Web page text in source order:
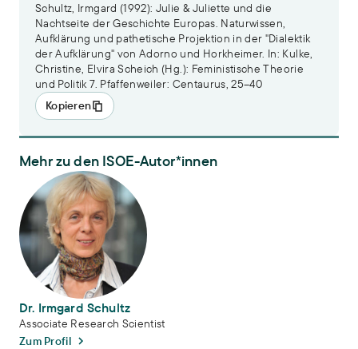
Schultz, Irmgard (1992): Julie & Juliette und die
Nachtseite der Geschichte Europas. Naturwissen,
Aufklärung und pathetische Projektion in der "Dialektik
der Aufklärung" von Adorno und Horkheimer. In: Kulke,
Christine, Elvira Scheich (Hg.): Feministische Theorie
und Politik 7. Pfaffenweiler: Centaurus, 25–40
Kopieren
Mehr zu den ISOE-Autor*innen
Dr. Irmgard Schultz
Dr. Irmgard Schultz
Associate Research Scientist
Zum Profil